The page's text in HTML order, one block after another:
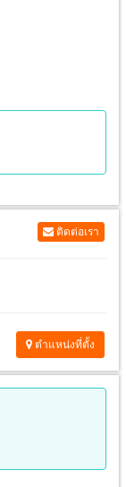
ติดต่อเรา
ตำแหน่งที่ตั้ง